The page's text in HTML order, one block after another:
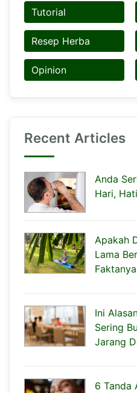
Tutorial
Resep Herba
Opinion
Recent Articles
Anda
Hari,
Apakah
Lama
Faktanya
Ini
Sering
Jarang
6 Tanda